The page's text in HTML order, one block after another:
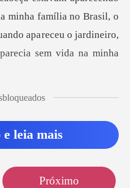
minha família no Brasil, o
apa
dos meus pensament
leia mais
Próximo